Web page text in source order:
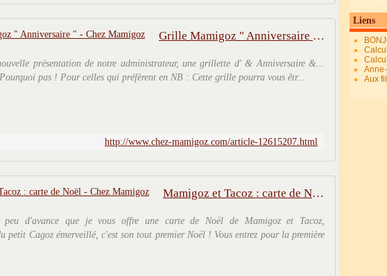
Grille Mamigoz " Anniversaire " - Chez Mamigoz
présentation de notre administrateur, une grillette d' & Anniversaire &...
pas ! Pour celles qui préfèrent en NB : Cette grille pourra vous êtr...
http://www.chez-mamigoz.com/article-12615207.html
Mamigoz et Tacoz : carte de Noël - Chez Mamigoz
peu d'avance que je vous offre une carte de Noël de Mamigoz et Tacoz,
petit Cagoz émerveillé, c'est son tout premier Noël ! Vous entrez pour la première
Liens
Aux